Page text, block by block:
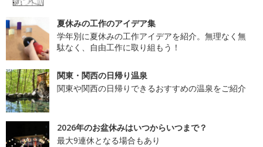
夏休みの工作のアイデア集
学年別に夏休みの工作アイデアを紹介。無理なく無
駄なく、自由工作に取り組もう！
関東・関西の日帰り温泉
関東や関西の日帰りできるおすすめの温泉をご紹介
2026年のお盆休みはいつからいつまで？
最大9連休となる場合もあり